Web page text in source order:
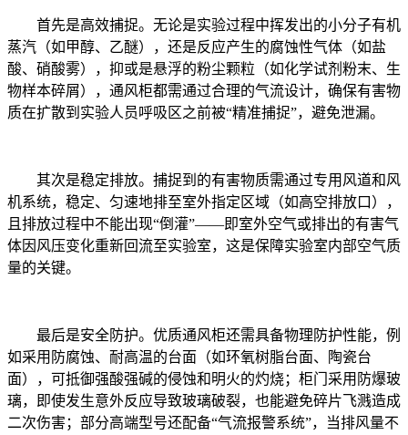
首先是高效捕捉。无论是实验过程中挥发出的小分子有机
蒸汽（如甲醇、乙醚），还是反应产生的腐蚀性气体（如盐
酸、硝酸雾），抑或是悬浮的粉尘颗粒（如化学试剂粉末、生
物样本碎屑），通风柜都需通过合理的气流设计，确保有害物
质在扩散到实验人员呼吸区之前被“精准捕捉”，避免泄漏。
其次是稳定排放。捕捉到的有害物质需通过专用风道和风
机系统，稳定、匀速地排至室外指定区域（如高空排放口），
且排放过程中不能出现“倒灌”——即室外空气或排出的有害气
体因风压变化重新回流至实验室，这是保障实验室内部空气质
量的关键。
最后是安全防护。优质通风柜还需具备物理防护性能，例
如采用防腐蚀、耐高温的台面（如环氧树脂台面、陶瓷台
面），可抵御强酸强碱的侵蚀和明火的灼烧；柜门采用防爆玻
璃，即使发生意外反应导致玻璃破裂，也能避免碎片飞溅造成
二次伤害；部分高端型号还配备“气流报警系统”，当排风量不